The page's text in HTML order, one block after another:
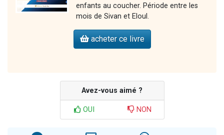
enfants au coucher. Période entre les
mois de Sivan et Eloul.
acheter ce livre
Avez-vous aimé ?
OUI NON